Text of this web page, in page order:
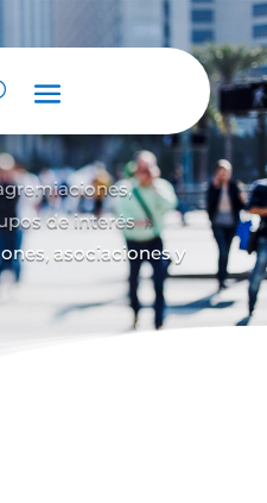
de interés 9
asociaciones y